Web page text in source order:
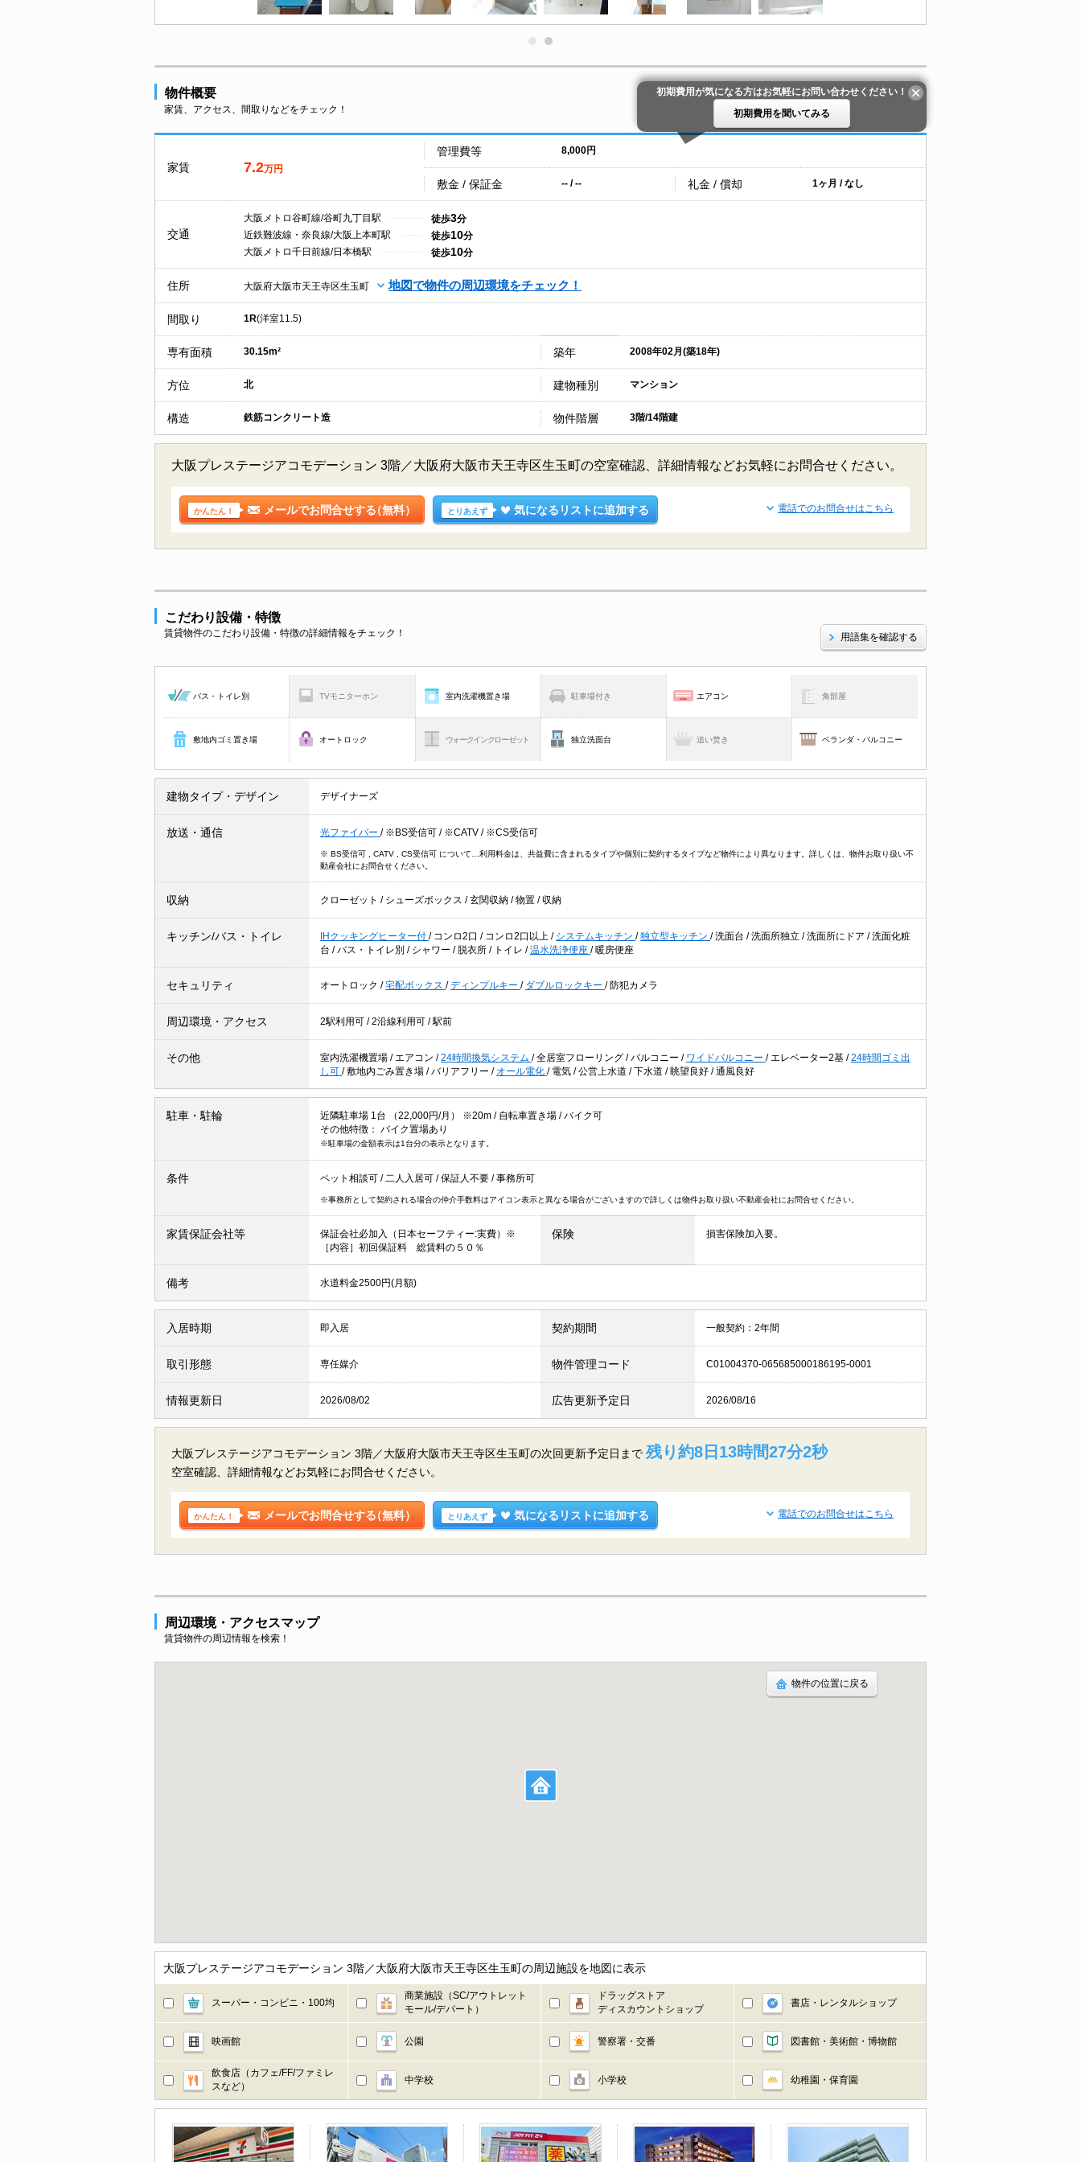
物件概要
家賃、アクセス、間取りなどをチェック！
初期費用が気になる方はお気軽にお問い合わせください！
初期費用を聞いてみる
家賃 7.2万円
管理費等 8,000円
敷金 / 保証金 -- / -- 礼金 / 償却 1ヶ月 / なし
交通
大阪メトロ谷町線/谷町九丁目駅 徒歩3分
近鉄難波線・奈良線/大阪上本町駅
徒歩10分
大阪メトロ千日前線/日本橋駅
徒歩10分
住所 大阪府大阪市天王寺区生玉町 地図で物件の周辺環境をチェック！
間取り 1R(洋室11.5)
専有面積 30.15m² 築年 2008年02月(築18年)
方位 北 建物種別 マンション
構造 鉄筋コンクリート造 物件階層 3階/14階建
大阪プレステージアコモデーション 3階／大阪府大阪市天王寺区生玉町の空室確認、詳細情報などお気軽にお問合せください。
かんたん！ メールでお問合せする（無料） とりあえず 気になるリストに追加する 電話でのお問合せはこちら
こだわり設備・特徴
賃貸物件のこだわり設備・特徴の詳細情報をチェック！ 用語集を確認する
バス・トイレ別 TVモニターホン 室内洗濯機置き場 駐車場付き エアコン 角部屋
敷地内ゴミ置き場 オートロック ウォークインクローゼット 独立洗面台 追い焚き ベランダ・バルコニー
建物タイプ・デザイン デザイナーズ
放送・通信 光ファイバー / ※BS受信可 / ※CATV / ※CS受信可
※ BS受信可 , CATV , CS受信可 について…利用料金は、共益費に含まれるタイプや個別に契約するタイプなど物件により異なります。詳しくは、物件お取り扱い不
動産会社にお問合せください。
収納 クローゼット / シューズボックス /玄関収納 /物置 /収納
キッチン/バス・トイレ IHクッキングヒーター付 / コンロ2口 / コンロ2口以上 / システムキッチン /独立型キッチン /洗面台 /洗面所独立 /洗面所にドア /洗面化粧
台 /バス・トイレ別 / シャワー / 脱衣所 / トイレ /温水洗浄便座 / 暖房便座
セキュリティ オートロック /宅配ボックス /ディンプルキー / ダブルロックキー / 防犯カメラ
周辺環境・アクセス 2駅利用可 /2沿線利用可 /駅前
その他 室内洗濯機置場 / エアコン /24時間換気システム /全居室フローリング /バルコニー / ワイドバルコニー / エレベーター2基 /24時間ゴミ出
し可 /敷地内ごみ置き場 /バリアフリー / オール電化 / 電気 /公営上水道 /下水道 / 眺望良好 /通風良好
駐車・駐輪 近隣駐車場 1台 （22,000円/月） ※20m / 自転車置き場 /バイク可
その他特徴： バイク置場あり
※駐車場の金額表示は1台分の表示となります。
条件 ペット相談可 / 二人入居可 /保証人不要 /事務所可
※事務所として契約される場合の仲介手数料はアイコン表示と異なる場合がございますので詳しくは物件お取り扱い不動産会社にお問合せください。
家賃保証会社等
保証会社必加入（日本セーフティー:実費）※
［内容］初回保証料 総賃料の５０％
保険 損害保険加入要。
備考 水道料金2500円(月額)
入居時期 即入居 契約期間 一般契約：2年間
取引形態 専任媒介 物件管理コード C01004370-065685000186195-0001
情報更新日 2026/08/02 広告更新予定日 2026/08/16
大阪プレステージアコモデーション 3階／大阪府大阪市天王寺区生玉町の次回更新予定日まで 残り約8日13時間27分1秒
空室確認、詳細情報などお気軽にお問合せください。
かんたん！ メールでお問合せする（無料） とりあえず 気になるリストに追加する 電話でのお問合せはこちら
周辺環境・アクセスマップ
賃貸物件の周辺情報を検索！
物件の位置に戻る
大阪プレステージアコモデーション 3階／大阪府大阪市天王寺区生玉町の周辺施設を地図に表示
スーパー・コンビニ・100均
商業施設（SC/アウトレット
モール/デパート）
ドラッグストア
ディスカウントショップ
書店・レンタルショップ
映画館 公園 警察署・交番 図書館・美術館・博物館
飲食店（カフェ/FF/ファミレ
スなど）
中学校 小学校 幼稚園・保育園